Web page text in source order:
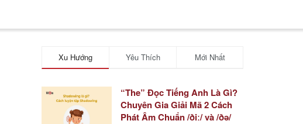
Xu Hướng Yêu Thích Mới Nhất
“The” Đọc Tiếng Anh Là Gì?
Chuyên Gia Giải Mã 2 Cách
Phát Âm Chuẩn /ðiː/ và /ðə/